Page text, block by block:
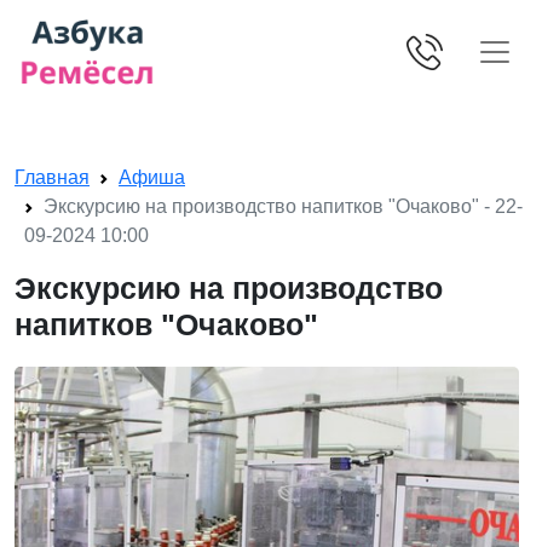
Главная
Афиша
Экскурсию на производство напитков "Очаково" - 22-
09-2024 10:00
Экскурсию на производство
напитков "Очаково"